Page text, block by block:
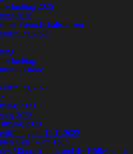
2026
2026
Freundschaftstanzen
2025
66 Jahre
2023
2023
2023
2023
am 12.11.2022
Girls“ – on Tour
Männerballetts und der Höllelerchen